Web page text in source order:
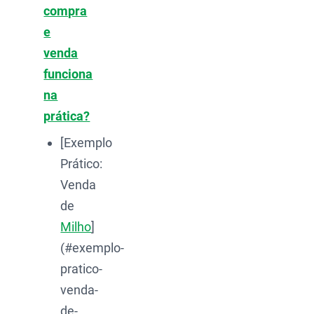
compra
e
venda
funciona
na
prática?
[Exemplo
Prático:
Venda
de
Milho]
(#exemplo-
pratico-
venda-
de-